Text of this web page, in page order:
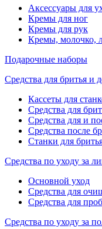
Аксессуары для
Кремы для ног
Кремы для рук
Кремы, молочко,
Подарочные наборы
Средства для бритья и
Кассеты для
Средства для
Средства для и
Средства после
Станки для
Средства по уходу за
Основной уход
Средства для
Средства для
Средства по уходу за